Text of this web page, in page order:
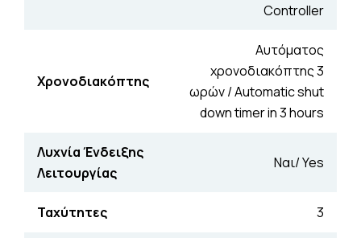
Controller
Χρονοδιακόπτης
Αυτόματος
χρονοδιακόπτης 3
ωρών / Automatic shut
down timer in 3 hours
Λυχνία Ένδειξης
Λειτουργίας
Ναι/ Yes
Ταχύτητες 3